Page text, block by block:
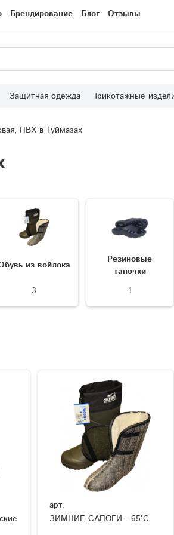
Брендирование Блог Отзывы
Защитная одежда Трикотажные
ПВХ в Туймазах
из войлока
3
Резиновые
тапочки
1
арт.
ЗИМНИЕ САПОГИ - 65°C